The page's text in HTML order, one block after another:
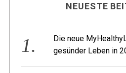
NEUESTE
Die neue
gesünder Leben in